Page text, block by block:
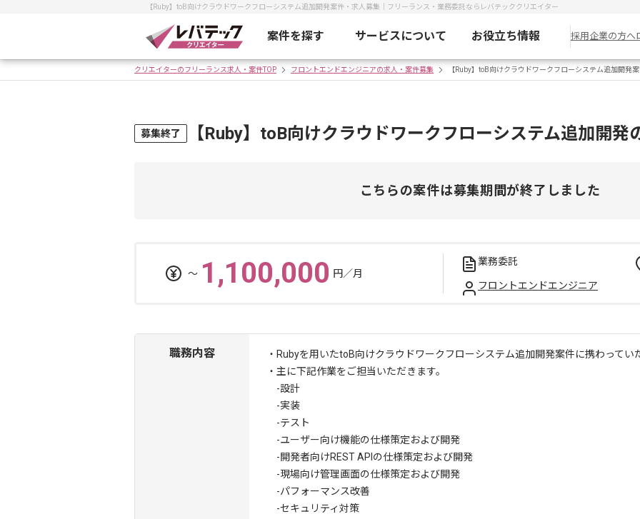
【Ruby】toB向けクラウドワークフローシステム追加開発案件・求人募集｜フリーランス・業務委託ならレバテッククリエイター
案件を探す サービスについて お役立ち情報 採用企業の方へ
クリエイターのフリーランス求人・案件TOP フロントエンドエンジニアの求人・案件募集 【Ruby】toB向けクラウドワークフローシステム追加開発
募集終了 【Ruby】toB向けクラウドワークフローシステム追加開発
こちらの案件は募集期間が終了しました
〜 1,100,000 円／月
業務委託
フロントエンドエンジニア
職務内容
・Rubyを用いたtoB向けクラウドワークフローシステム追加開発案件に携わってい
・主に下記作業をご担当いただきます。
-設計
-実装
-テスト
-ユーザー向け機能の仕様策定および開発
-開発者向けREST APIの仕様策定および開発
-現場向け管理画面の仕様策定および開発
-パフォーマンス改善
-セキュリティ対策